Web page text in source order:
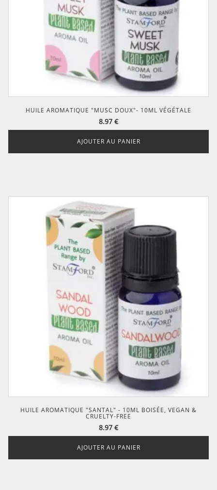
HUILE AROMATIQUE "MUSC DOUX"- 10ML VÉGÉTALE
8.97 €
AJOUTER AU PANIER
HUILE AROMATIQUE "SANTAL" - 10ML BOISÉE, VEGAN &
CRUELTY-FREE
8.97 €
AJOUTER AU PANIER